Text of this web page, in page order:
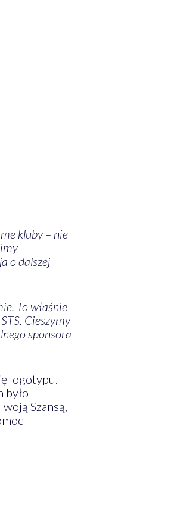
kluby – nie
o dalszej
To właśnie
Cieszymy
sponsora
logotypu.
było
Szansą,